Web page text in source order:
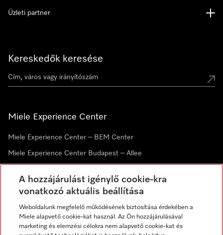
Kereskedők keresése
Miele Experience Center
Miele Experience Center – BEM Center
Miele Experience Center Budapest – Allee
Hírlevél
Üzleti partner
A hozzájárulást igénylő cookie-kra
vonatkozó aktuális beállítása
Weboldalunk megfelelő működésének biztosítása érdekében a
Miele alapvető cookie-kat használ. Az Ön hozzájárulásával
marketing és elemzési célokra nem alapvető cookie-kat és